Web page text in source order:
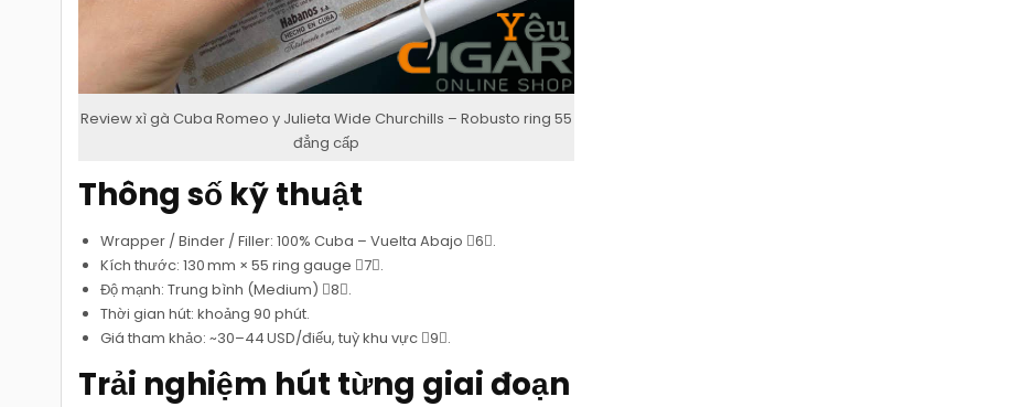
Review xì gà Cuba Romeo y Julieta Wide Churchills – Robusto ring 55
đẳng cấp
Thông số kỹ thuật
Wrapper / Binder / Filler: 100% Cuba – Vuelta Abajo 6.
Kích thước: 130 mm × 55 ring gauge 7.
Độ mạnh: Trung bình (Medium) 8.
Thời gian hút: khoảng 90 phút.
Giá tham khảo: ~30–44 USD/điếu, tuỳ khu vực 9.
Trải nghiệm hút từng giai đoạn